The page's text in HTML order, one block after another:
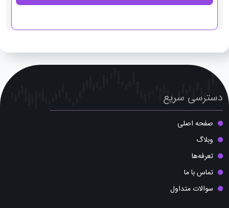
دسترسی سریع
صفحه اصلی
وبلاگ
تعرفه‌ها
تماس با ما
سوالات متداول